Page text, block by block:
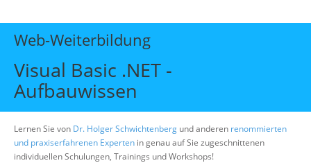
Start
Themen
Beratung
Individuelle Schulungen
Offene Seminare
Wissen
Web-Weiterbildung
Visual Basic .NET -
Aufbauwissen
Lernen Sie von Dr. Holger Schwichtenberg und anderen renommierten
und praxiserfahrenen Experten in genau auf Sie zugeschnittenen
individuellen Schulungen, Trainings und Workshops!